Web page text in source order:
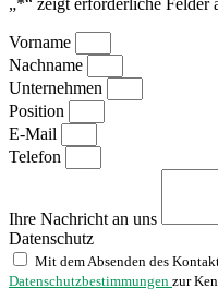
„*“ zeigt erforderliche Felder
Vorname
Nachname
Unternehmen
Position
E-Mail
Telefon
Ihre Nachricht an uns
Datenschutz
Mit dem Absenden des
Datenschutzbestimmungen zur